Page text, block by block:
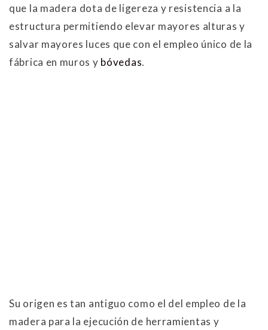
que la madera dota de ligereza y resistencia a la
estructura permitiendo elevar mayores alturas y
salvar mayores luces que con el empleo único de la
fábrica en muros y bóvedas.
Su origen es tan antiguo como el del empleo de la
madera para la ejecución de herramientas y